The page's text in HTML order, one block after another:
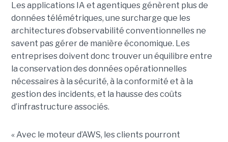
Les applications IA et agentiques génèrent plus de
données télémétriques, une surcharge que les
architectures d’observabilité conventionnelles ne
savent pas gérer de manière économique. Les
entreprises doivent donc trouver un équilibre entre
la conservation des données opérationnelles
nécessaires à la sécurité, à la conformité et à la
gestion des incidents, et la hausse des coûts
d’infrastructure associés.
« Avec le moteur d’AWS, les clients pourront